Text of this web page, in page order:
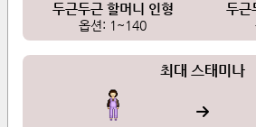
두근두근 할머니 인형
옵션: 1~140
두근
최대 스태미나